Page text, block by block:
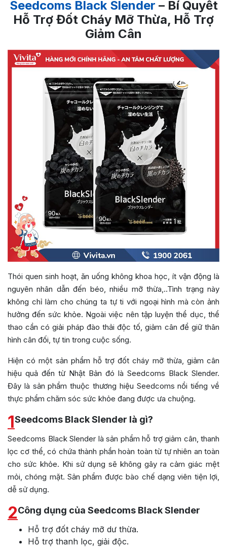
Seedcoms Black Slender – Bí Quyết
Hỗ Trợ Đốt Cháy Mỡ Thừa, Hỗ Trợ
Giảm Cân
Thói quen sinh hoạt, ăn uống không khoa học, ít vận động là
nguyên nhân dẫn đến béo, nhiều mỡ thừa,..Tình trạng này
không chỉ làm cho chúng ta tự ti với ngoại hình mà còn ảnh
hưởng đến sức khỏe. Ngoài việc nên tập luyện thể dục, thể
thao cần có giải pháp đào thải độc tố, giảm cân để giữ thân
hình cân đối, tự tin trong cuộc sống.
Hiện có một sản phẩm hỗ trợ đốt cháy mỡ thừa, giảm cân
hiệu quả đến từ Nhật Bản đó là Seedcoms Black Slender.
Đây là sản phẩm thuộc thương hiệu Seedcoms nổi tiếng về
thực phẩm chăm sóc sức khỏe đang được ưa chuộng.
1Seedcoms Black Slender là gì?
Seedcoms Black Slender là sản phẩm hỗ trợ giảm cân, thanh
lọc cơ thể, có chứa thành phần hoàn toàn từ tự nhiên an toàn
cho sức khỏe. Khi sử dụng sẽ không gây ra cảm giác mệt
mỏi, chóng mặt. Sản phẩm được bào chế dạng viên tiện lợi,
dễ sử dụng.
2Công dụng của Seedcoms Black Slender
Hỗ trợ đốt cháy mỡ dư thừa.
Hỗ trợ thanh lọc, giải độc.